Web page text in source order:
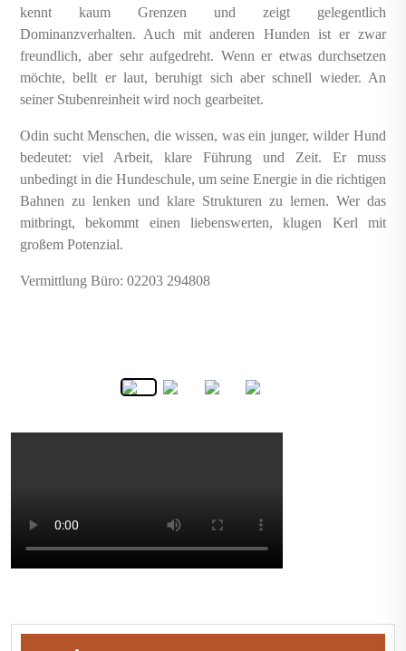
kennt kaum Grenzen und zeigt gelegentlich
Dominanzverhalten. Auch mit anderen Hunden ist er zwar
freundlich, aber sehr aufgedreht. Wenn er etwas durchsetzen
möchte, bellt er laut, beruhigt sich aber schnell wieder. An
seiner Stubenreinheit wird noch gearbeitet.
Odin sucht Menschen, die wissen, was ein junger, wilder Hund
bedeutet: viel Arbeit, klare Führung und Zeit. Er muss
unbedingt in die Hundeschule, um seine Energie in die richtigen
Bahnen zu lenken und klare Strukturen zu lernen. Wer das
mitbringt, bekommt einen liebenswerten, klugen Kerl mit
großem Potenzial.
Vermittlung Büro: 02203 294808
Beitragsnavigation